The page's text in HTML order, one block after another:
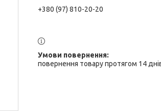
+380 (97) 810-20-20
повернення товару протягом 14